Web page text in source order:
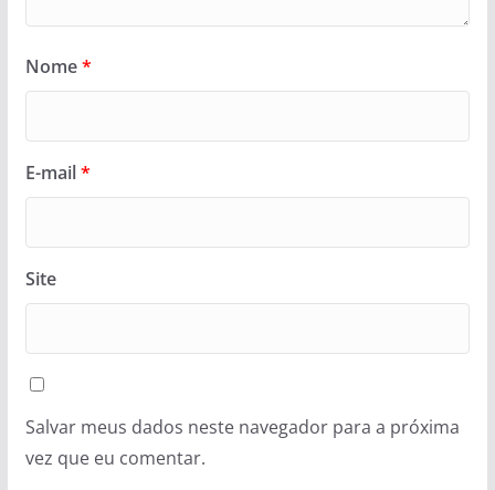
Nome*
E-mail*
Site
Salvar meus dados neste navegador para a próxima
vez que eu comentar.